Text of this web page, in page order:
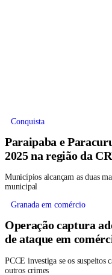
Conquista
Paraipaba e
2025 na região da
Municípios alcançam as duas
municipal
Granada em comércio
Operação captura
de ataque em
PCCE investiga se os suspeitos
outros crimes